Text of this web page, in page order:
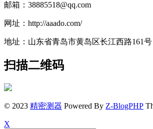
邮箱：38885518@qq.com
网址：http://aaado.com/
地址：山东省青岛市黄岛区长江西路161号
扫描二维码
© 2023 精密测器 Powered By Z-BlogPHP
X